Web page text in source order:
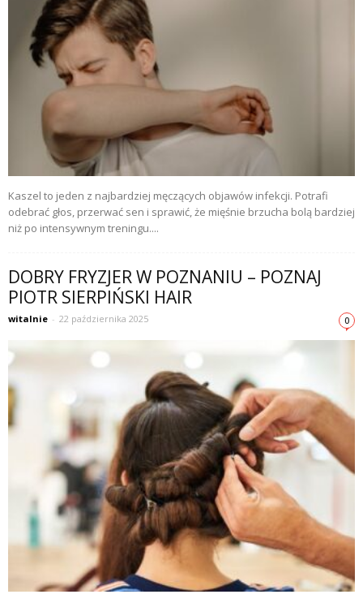
Kaszel to jeden z najbardziej męczących objawów infekcji. Potrafi
odebrać głos, przerwać sen i sprawić, że mięśnie brzucha bolą bardziej
niż po intensywnym treningu....
DOBRY FRYZJER W POZNANIU – POZNAJ
PIOTR SIERPIŃSKI HAIR
witalnie - 22 października 2025 0